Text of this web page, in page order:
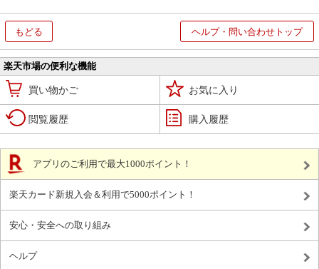
もどる ヘルプ・問い合わせトップ
楽天市場の便利な機能
買い物かご お気に入り
閲覧履歴 購入履歴
アプリのご利用で最大1000ポイント！
楽天カード新規入会＆利用で5000ポイント！
安心・安全への取り組み
ヘルプ